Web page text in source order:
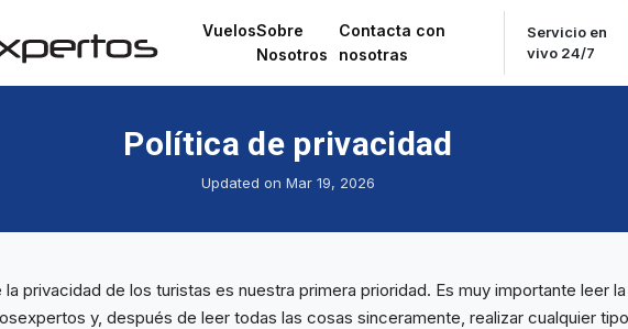
VuelosSobre
Nosotros
Contacta con
nosotras
Servicio en
vivo 24/7
Política de privacidad
Updated on Mar 19, 2026
privacidad de los turistas es nuestra primera prioridad. Es muy importante leer
y, después de leer todas las cosas sinceramente, realizar cualquier